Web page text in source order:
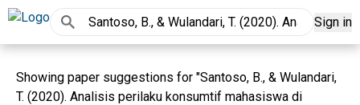
Sign in
Showing paper suggestions for "Santoso, B., & Wulandari,
T. (2020). Analisis perilaku konsumtif mahasiswa di